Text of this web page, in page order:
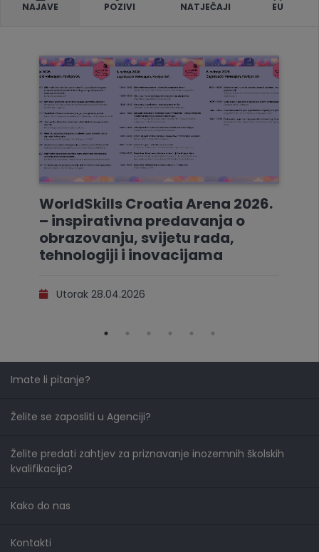
NAJAVE POZIVI NATJEČAJI EU
WorldSkills Croatia Arena 2026.
– inspirativna predavanja o
obrazovanju, svijetu rada,
tehnologiji i inovacijama
Utorak 28.04.2026
Imate li pitanje?
Želite se zaposliti u Agenciji?
Želite predati zahtjev za priznavanje inozemnih školskih
kvalifikacija?
Kako do nas
Kontakti